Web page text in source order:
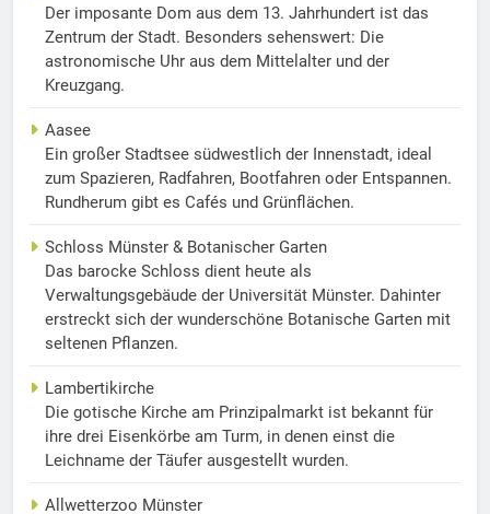
Der imposante Dom aus dem 13. Jahrhundert ist das
Zentrum der Stadt. Besonders sehenswert: Die
astronomische Uhr aus dem Mittelalter und der
Kreuzgang.
Aasee
Ein großer Stadtsee südwestlich der Innenstadt, ideal
zum Spazieren, Radfahren, Bootfahren oder Entspannen.
Rundherum gibt es Cafés und Grünflächen.
Schloss Münster & Botanischer Garten
Das barocke Schloss dient heute als
Verwaltungsgebäude der Universität Münster. Dahinter
erstreckt sich der wunderschöne Botanische Garten mit
seltenen Pflanzen.
Lambertikirche
Die gotische Kirche am Prinzipalmarkt ist bekannt für
ihre drei Eisenkörbe am Turm, in denen einst die
Leichname der Täufer ausgestellt wurden.
Allwetterzoo Münster